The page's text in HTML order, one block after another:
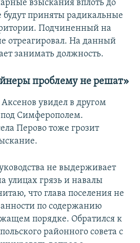
взыскания вплоть до
будут приняты радикальные
Подчиненный на
отреагировал. На данный
занимать должность.
проблему не решат»
увидел в другом
Симферополем.
Перово тоже грозит
не выдерживает
улицах грязь и навалы
что глава поселения не
по содержанию
порядке. Обратился к
районного совета с